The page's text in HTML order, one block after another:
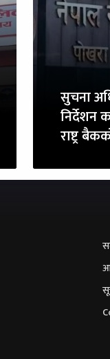
सुचना
निर्देशन
राष्ट्र